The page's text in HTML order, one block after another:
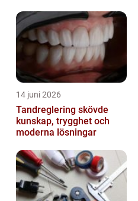
14 juni 2026
Tandreglering skövde
kunskap, trygghet och
moderna lösningar